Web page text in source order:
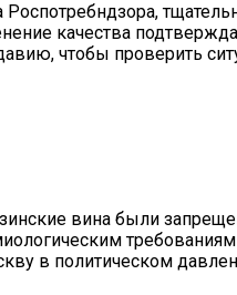
Роспотребндзора,
качества
чтобы проверить
вина были
в политическом